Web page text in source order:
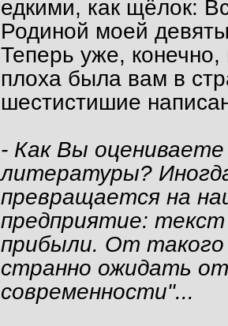
едкими, как щёлок:
Родиной моей
Теперь уже,
плоха была вам в
шестистишие
- Как Вы оцениваете
литературы?
превращается на
предприятие:
прибыли. От такого
странно ожидать
современности"...